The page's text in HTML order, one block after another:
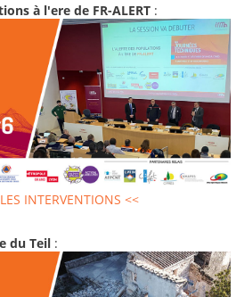
à l'ere de FR-ALERT :
INTERVENTIONS <<
du Teil :